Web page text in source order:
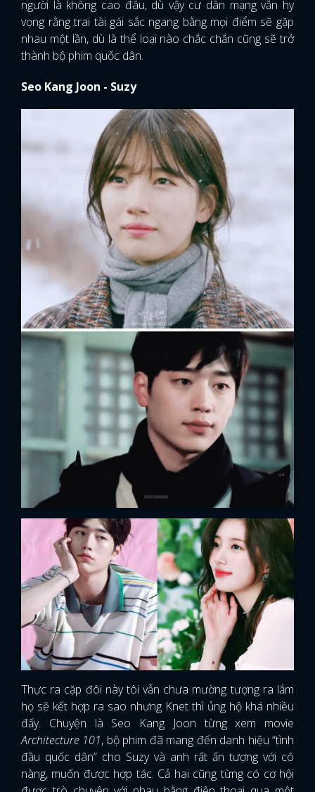
x
ĐĂNG NHẬP
người là không cao đâu, dù vậy cư dân mạng vẫn hy
vọng rằng trai tài gái sắc ngang bằng mọi điểm sẽ gặp
nhau một lần, dù là thể loại nào chắc chắn cũng sẽ trở
thành bộ phim quốc dân.
Seo Kang Joon - Suzy
Thực ra cặp đôi này tôi vẫn chưa mường tượng ra lắm
họ sẽ kết hợp ra sao nhưng Knet thì ủng hộ khá nhiều
đấy. Chuyện là Seo Kang Joon từng xem movie
Architecture 101, bộ phim đã mang đến danh hiệu “tình
đầu quốc dân” cho Suzy và anh rất ấn tượng với cô
nàng, muốn được hợp tác. Cả hai cũng từng có cơ hội